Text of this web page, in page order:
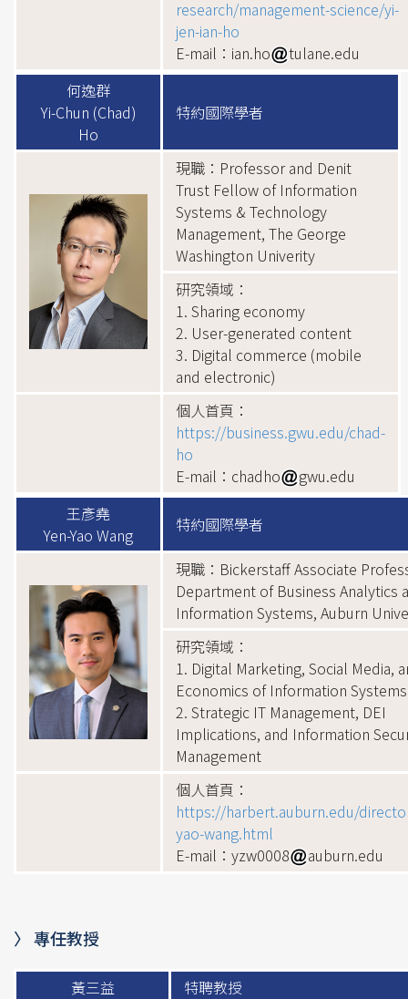
research/management-science/yi-
jen-ian-ho
E-mail：ian.ho
tulane.edu
何逸群
Yi-Chun (Chad)
Ho
特約國際學者
現職：Professor and Denit
Trust Fellow of Information
Systems & Technology
Management, The George
Washington Univerity
研究領域：
1. Sharing economy
2. User-generated content
3. Digital commerce (mobile
and electronic)
個人首頁：
https://business.gwu.edu/chad-
ho
E-mail：chadho
gwu.edu
王彥堯
Yen-Yao Wang
特約國際學者
現職：Bickerstaff Associate
Department of Business Analytics
Information Systems, Auburn
研究領域：
1. Digital Marketing, Social Media,
Economics of Information
2. Strategic IT Management, DEI
Implications, and Information
Management
個人首頁：
https://harbert.auburn.edu/
yao-wang.html
E-mail：yzw0008
auburn.edu
〉 專任教授
黃三益
特聘教授